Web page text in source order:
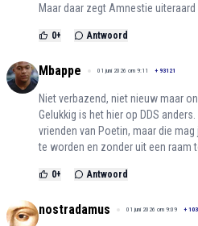
Maar daar zegt Amnestie uiteraard
0+ Antwoord
Mbappe 01 juni 2026 om 9:11 + 93121
Niet verbazend, niet nieuw maar
Gelukkig is het hier op DDS
vrienden van Poetin, maar die
te worden en zonder uit een raam
0+ Antwoord
nostradamus 01 juni 2026 om 9:09 +